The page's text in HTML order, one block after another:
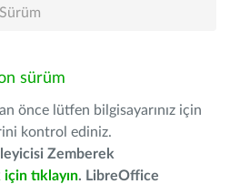
sürüm
önce lütfen bilgisayarınız için
kontrol ediniz.
Zemberek
tıklayın. LibreOffice